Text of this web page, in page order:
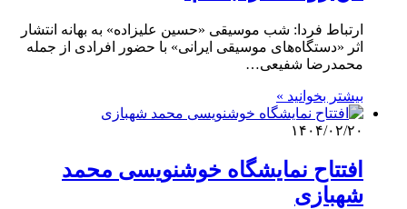
ارتباط فردا: شب موسیقی «حسین علیزاده» به بهانه انتشار
اثر «دستگاه‌های موسیقی ایرانی» با حضور افرادی از جمله
محمدرضا شفیعی…
بیشتر بخوانید »
۱۴۰۴/۰۲/۲۰
افتتاح نمایشگاه خوشنویسی محمد
شهبازی